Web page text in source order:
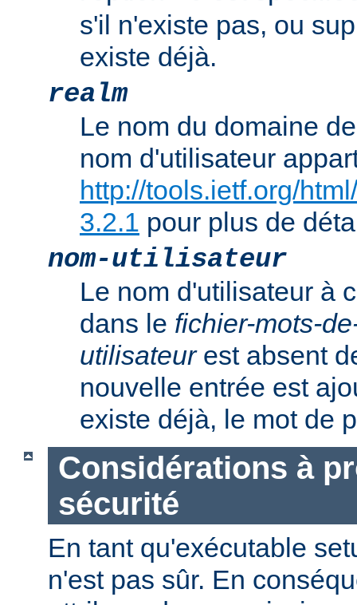
s'il n'existe pas, ou
existe déjà.
realm
Le nom du domaine
nom d'utilisateur
http://tools.ietf.org/
3.2.1 pour plus de
nom-utilisateur
Le nom d'utilisateur à
dans le fichier-mots-
utilisateurest absent
nouvelle entrée est
existe déjà, le mot de
Considérations à
sécurité
En tant qu'exécutable
n'est pas sûr. En